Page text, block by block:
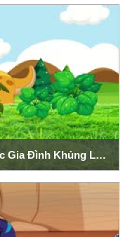
Khủng Long Nhỏ Bị Bắt Cóc Được Gia Đình Khủng Long Giải Cứu